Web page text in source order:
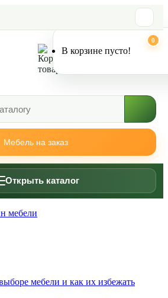
Мебель на заказ
0
В корзине пусто!
Открыть каталог
мебели